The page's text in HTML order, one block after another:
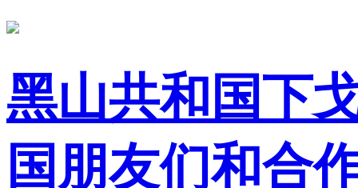
黑山共和国下
国朋友们和合